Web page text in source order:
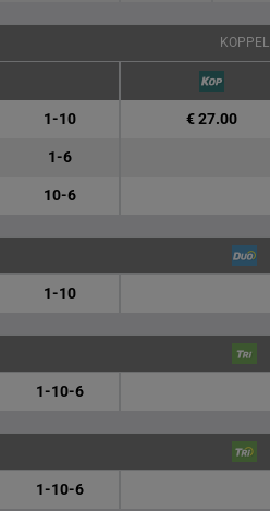
KOPPEL
1-10 € 27.00
1-6
10-6
1-10
1-10-6
1-10-6